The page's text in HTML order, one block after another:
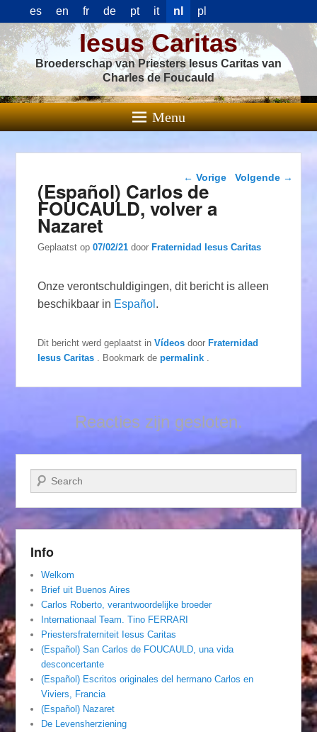
es en fr de pt it nl pl
Iesus Caritas
Broederschap van Priesters Iesus Caritas van
Charles de Foucauld
Menu
Berichtnavigatie
← Vorige Volgende →
(Español) Carlos de
FOUCAULD, volver a
Nazaret
Geplaatst op07/02/21 doorFraternidad Iesus Caritas
Onze verontschuldigingen, dit bericht is alleen
beschikbaar in Español .
Dit bericht werd geplaatst inVídeos doorFraternidad
Iesus Caritas
. Bookmark depermalink
Reacties zijn gesloten.
Zoeken
Info
Welkom
Brief uit Buenos Aires
Carlos Roberto, verantwoordelijke broeder
Internationaal Team. Tino FERRARI
Priestersfraterniteit Iesus Caritas
(Español) San Carlos de FOUCAULD, una vida
desconcertante
(Español) Escritos originales del hermano Carlos en
Viviers, Francia
(Español) Nazaret
De Levensherziening